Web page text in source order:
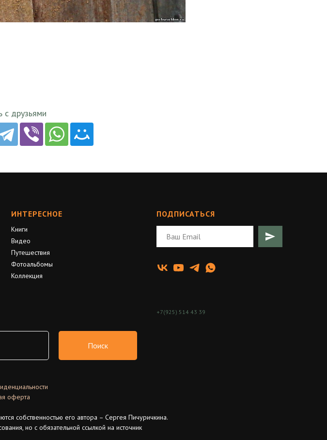
с друзьями
ИНТЕРЕСНОЕ
Книги
Видео
Путешествия
Фотоальбомы
Коллекция
ПОДПИСАТЬСЯ
+7(925) 514 43 39
Поиск
оферта
собственностью его автора – Сергея Пичуричкина.
но с обязательной ссылкой на источник